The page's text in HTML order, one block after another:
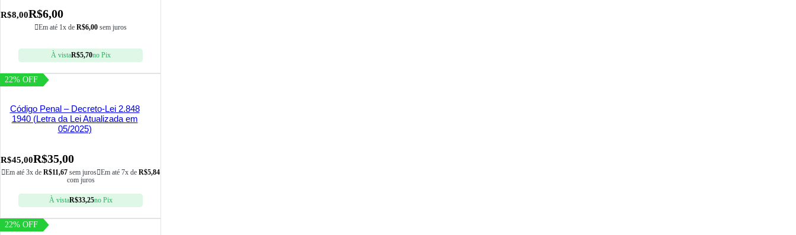
R$8,00R$6,00
Em até 1x de R$6,00 sem juros
À vistaR$5,70no Pix
22% OFF
Código Penal – Decreto-Lei 2.848
1940 (Letra da Lei Atualizada em
05/2025)
R$45,00R$35,00
Em até 3x de R$11,67 sem juros Em até 7x de R$5,84
com juros
À vistaR$33,25no Pix
22% OFF